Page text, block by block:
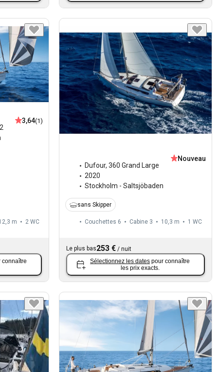
3,64(1)
m 2 WC
connaître
Dufour,360 Grand Large
2020
Stockholm - Saltsjöbaden
Nouveau
sans Skipper
Couchettes 6 Cabine 3 10,3 m 1 WC
Le plus bas253 € /nuit
Sélectionnez les dates pour connaître
les prix exacts.